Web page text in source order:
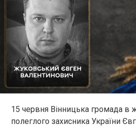
15 червня Вінницька громада в
полеглого захисника України